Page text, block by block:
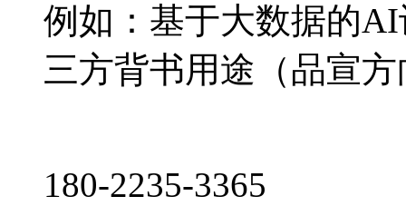
例如：基于大数据的
三方背书用途（品宣
180-2235-3365